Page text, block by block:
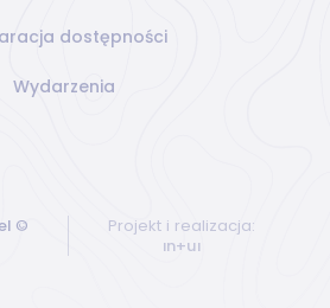
dostępności
Wydarzenia
©
Projekt i realizacja:
ın+uı